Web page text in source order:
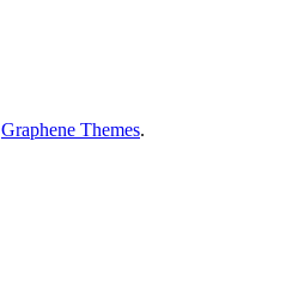
Graphene Themes.